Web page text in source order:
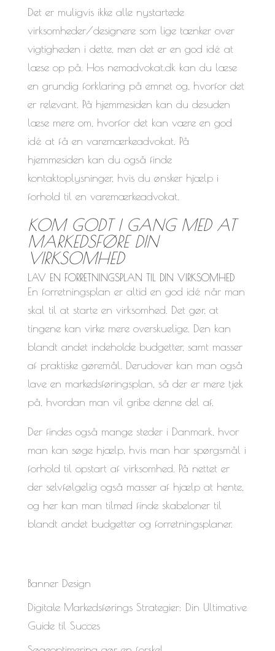
Det er muligvis ikke alle nystartede
virksomheder/designere som lige tænker over
vigtigheden i dette, men det er en god idé at
læse op på. Hos nemadvokat.dk kan du læse
en grundig forklaring på emnet og, hvorfor det
er relevant. På hjemmesiden kan du desuden
læse mere om, hvorfor det kan være en god
idé at få en varemærkeadvokat. På
hjemmesiden kan du også finde
kontaktoplysninger, hvis du ønsker hjælp i
forhold til en varemærkeadvokat.
KOM GODT I GANG MED AT
MARKEDSFØRE DIN
VIRKSOMHED
LAV EN FORRETNINGSPLAN TIL DIN VIRKSOMHED
En forretningsplan er altid en god idé når man
skal til at starte en virksomhed. Det gør, at
tingene kan virke mere overskuelige. Den kan
blandt andet indeholde budgetter, samt masser
af praktiske gøremål. Derudover kan man også
lave en markedsføringsplan, så der er mere tjek
på, hvordan man vil gribe denne del af.
Der findes også mange steder i Danmark, hvor
man kan søge hjælp, hvis man har spørgsmål i
forhold til opstart af virksomhed. På nettet er
der selvfølgelig også masser af hjælp at hente,
og her kan man tilmed finde skabeloner til
blandt andet budgetter og forretningsplaner.
Banner Design
Digitale Markedsførings Strategier: Din Ultimative
Guide til Succes